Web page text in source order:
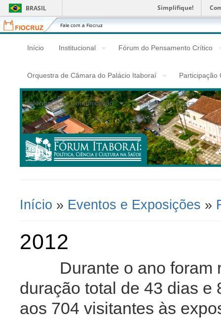
BRASIL Simplifique!
Fiocruz
Fale
com
Fiocruz
Início Institucional Fórum do Pensamento Crítico
Orquestra de Câmara do Palácio Itaboraí Participação
Informação e Comunicação Contato Busca
Você Está Aqui
Início » Eventos e Exposições »
2012
Durante o ano foram
duração total de 43 dias e
aos 704 visitantes às